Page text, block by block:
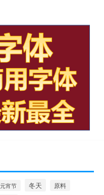
元宵节 冬天 原料